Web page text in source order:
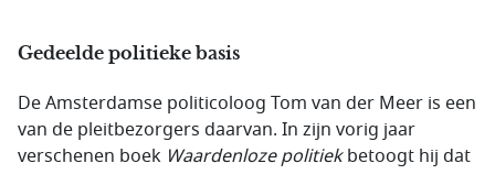
Gedeelde politieke basis
De Amsterdamse politicoloog Tom van der Meer is een
van de pleitbezorgers daarvan. In zijn vorig jaar
verschenen boek Waardenloze politiekbetoogt hij dat